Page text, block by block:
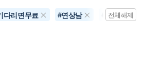
다리면무료 #연상남 공포물
전체해제